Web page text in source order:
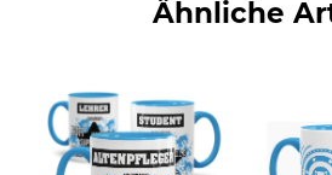
Ähnliche